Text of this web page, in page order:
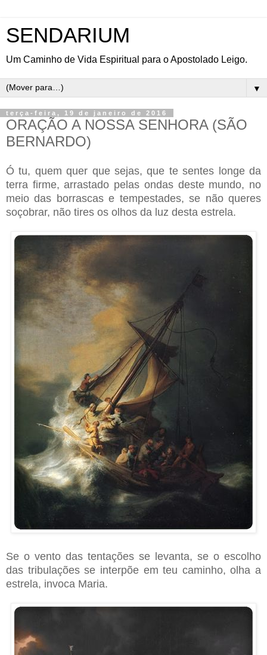
SENDARIUM
Um Caminho de Vida Espiritual para o Apostolado Leigo.
▼
terça-feira, 19 de janeiro de 2016
ORAÇÃO A NOSSA SENHORA (SÃO
BERNARDO)
Ó tu, quem quer que sejas, que te sentes longe da
terra firme, arrastado pelas ondas deste mundo, no
meio das borrascas e tempestades, se não queres
soçobrar, não tires os olhos da luz desta estrela.
Se o vento das tentações se levanta, se o escolho
das tribulações se interpõe em teu caminho, olha a
estrela, invoca Maria.